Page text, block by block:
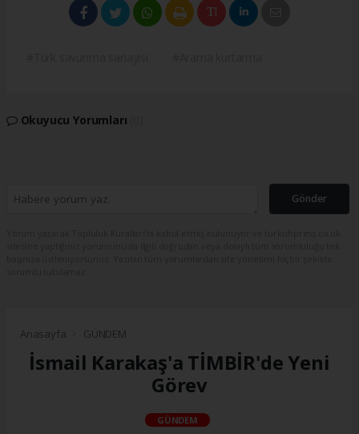
Okuyucu Yorumları
Gönder
Anasayfa GÜNDEM
İsmail Karakaş'a TİMBİR'de Yeni
Görev
GÜNDEM